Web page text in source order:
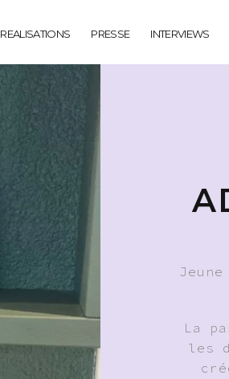
REALISATIONS PRESSE INTERVIEWS
La
les